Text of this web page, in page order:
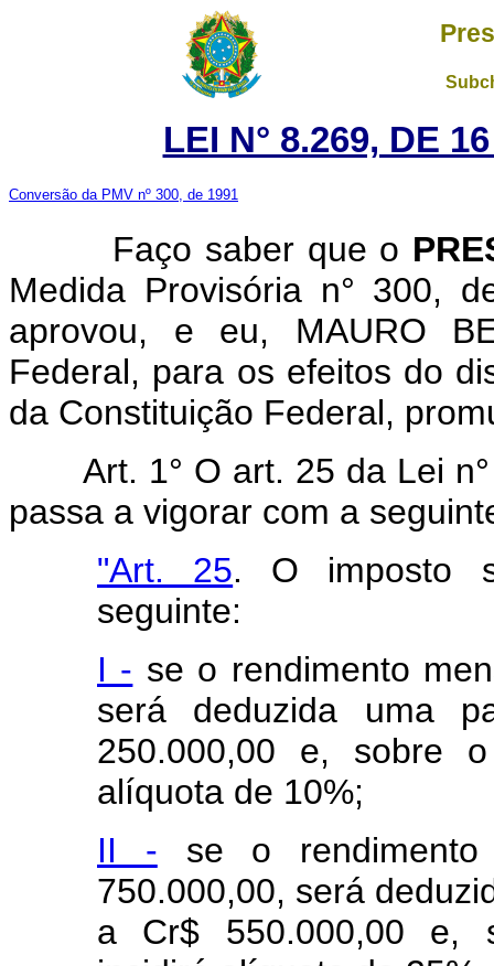
LEI N° 8.269, DE
Conversão da PMV nº 300, de 1991
Faço saber que o
Medida Provisória n° 300,
aprovou, e eu, MAURO
Federal, para os efeitos do
da Constituição Federal,
Art. 1° O art. 25 da Lei
passa a vigorar com a
"Art. 25. O imposto
seguinte:
I - se o rendimento
será deduzida uma
250.000,00 e, sobre
alíquota de 10%;
II - se o
750.000,00, será
a Cr$ 550.000,00 e,